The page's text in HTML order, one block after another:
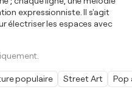
expressionniste. Il s'agit
électriser les espaces avec
populaire Street Art Pop